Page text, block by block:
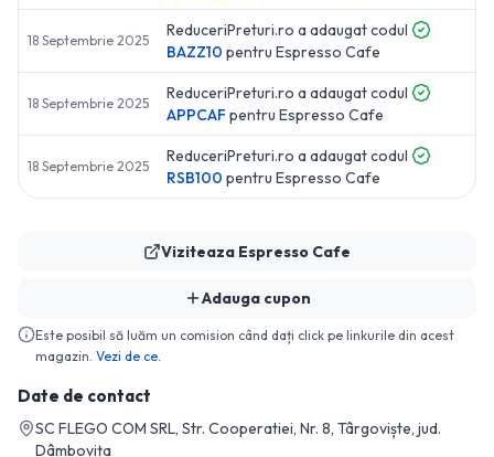
Viziteaza Espresso Cafe
Adauga cupon
Este posibil să luăm un comision când dați click pe linkurile din acest
magazin. Vezi de ce.
Date de contact
SC FLEGO COM SRL, Str. Cooperatiei, Nr. 8, Târgoviște, jud.
Dâmbovița
18 Septembrie 2025
ReduceriPreturi.ro a adaugat codul
BAZZ10 pentru Espresso Cafe
18 Septembrie 2025
ReduceriPreturi.ro a adaugat codul
APPCAF pentru Espresso Cafe
18 Septembrie 2025
ReduceriPreturi.ro a adaugat codul
RSB100 pentru Espresso Cafe